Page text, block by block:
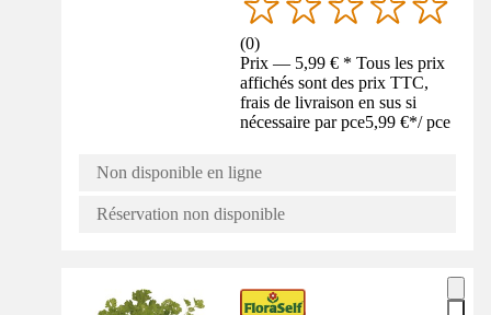
(0)
Prix — 5,99 € * Tous les prix
affichés sont des prix TTC,
frais de livraison en sus si
nécessaire par pce5,99 €*/ pce
Non disponible en ligne
Réservation non disponible